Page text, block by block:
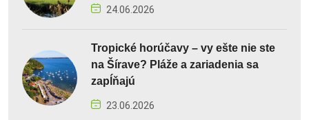
24.06.2026
Tropické horúčavy – vy ešte nie ste
na Šírave? Pláže a zariadenia sa
zapĺňajú
23.06.2026